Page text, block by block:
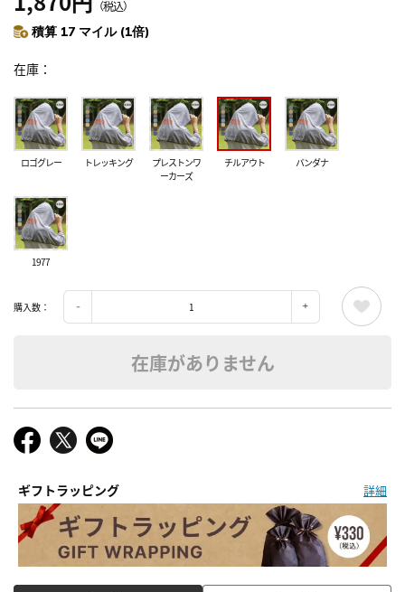
（税込）
積算 17 マイル (1倍)
在庫
ロゴグレー トレッキング
プレストンワ
ーカーズ
チルアウト バンダナ
1977
購入数：
在庫がありません
ギフトラッピング 詳細